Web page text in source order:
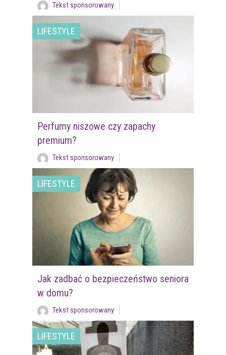
Tekst sponsorowany
LIFESTYLE
Perfumy niszowe czy zapachy
premium?
Tekst sponsorowany
LIFESTYLE
Jak zadbać o bezpieczeństwo seniora
w domu?
Tekst sponsorowany
LIFESTYLE